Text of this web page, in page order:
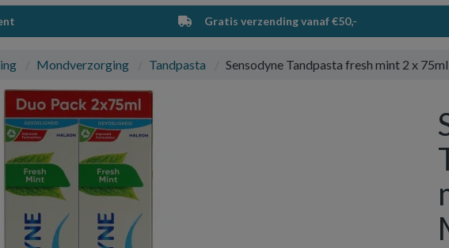
Gratis verzending vanaf €50,-
Mondverzorging Tandpasta Sensodyne Tandpasta fresh mint 2 x 75ml